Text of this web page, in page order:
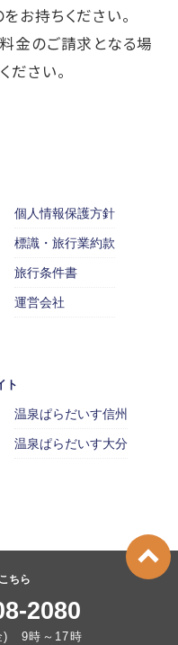
お持ちください。
金のご請求となる場
ださい。
個人情報保護方針
標識・旅行業約款
旅行条件書
運営会社
ト
温泉ぱらだいす信州
温泉ぱらだいす大分
ちら
2080
) 9時～17時